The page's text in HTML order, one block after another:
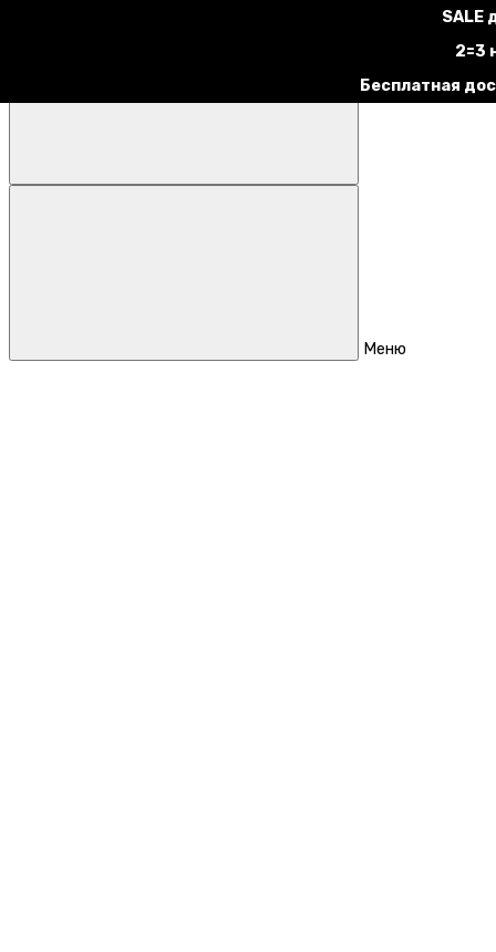
SALE
2=3
Бесплатная
Меню